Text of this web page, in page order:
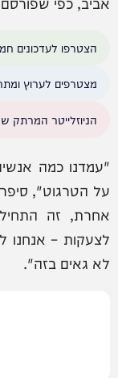
הצטרפו לעדכונים
מצטרפים לערוץ
הניוזלייטר
"עמדנו כמה
על הטרגוט",
אחרת, זה
לצעקות – אנחנו
לא גאים בזה".